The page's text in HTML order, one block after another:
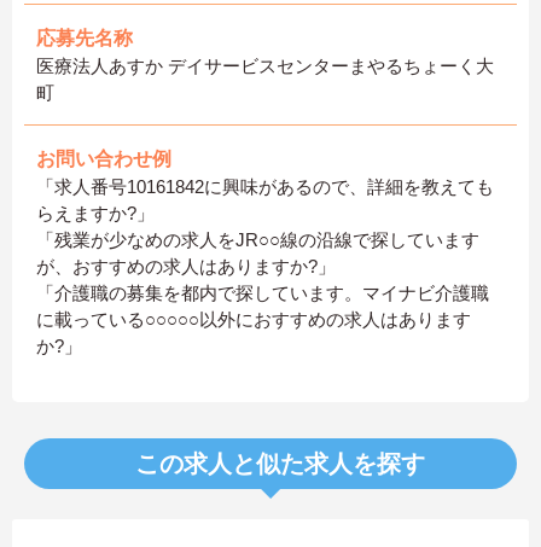
応募先名称
医療法人あすか デイサービスセンターまやるちょーく大
町
お問い合わせ例
「求人番号10161842に興味があるので、詳細を教えても
らえますか?」
「残業が少なめの求人をJR○○線の沿線で探しています
が、おすすめの求人はありますか?」
「介護職の募集を都内で探しています。マイナビ介護職
に載っている○○○○○以外におすすめの求人はあります
か?」
この求人と似た求人を探す